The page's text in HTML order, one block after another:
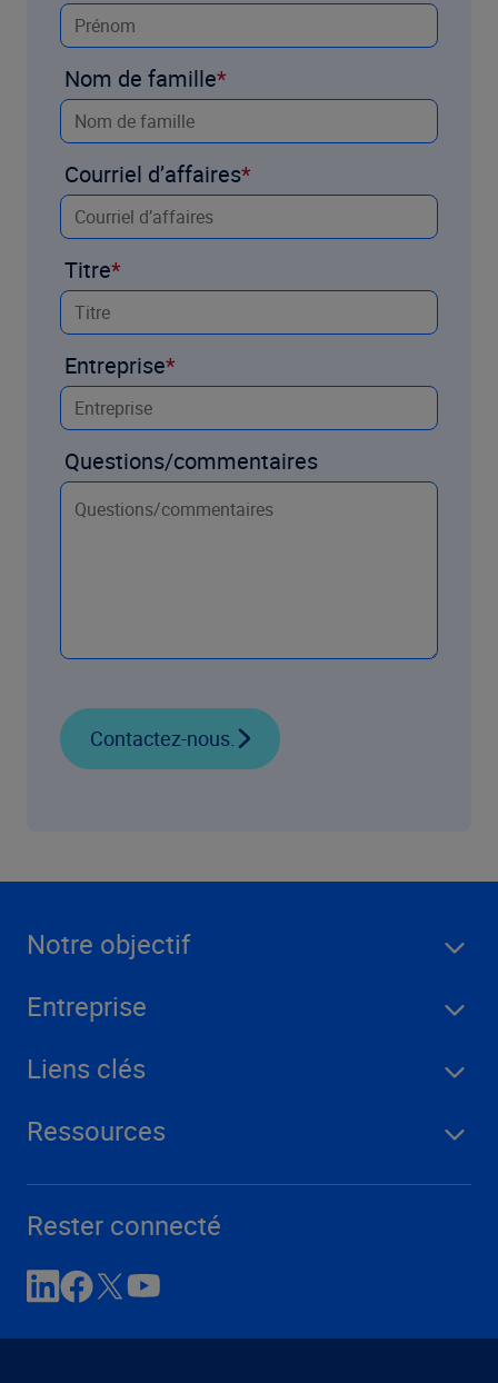
Nom de famille
Courriel d’affaires
Titre
Entreprise
Questions/commentaires
Contactez-nous.
Notre objectif
Entreprise
Liens clés
Ressources
Rester connecté